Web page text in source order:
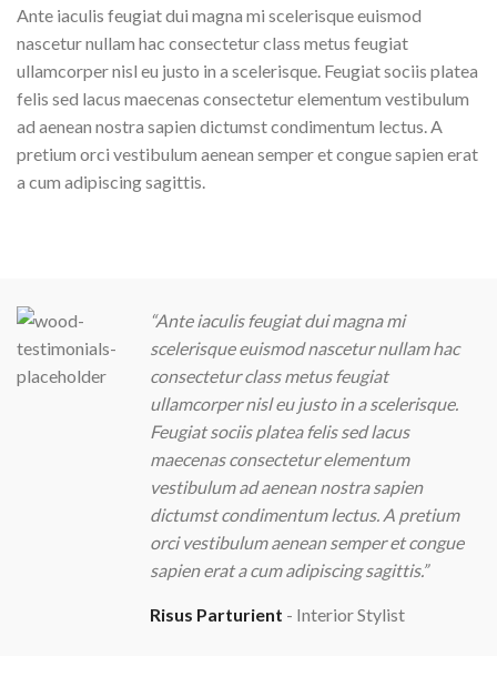
Ante iaculis feugiat dui magna mi scelerisque euismod
nascetur nullam hac consectetur class metus feugiat
ullamcorper nisl eu justo in a scelerisque. Feugiat sociis platea
felis sed lacus maecenas consectetur elementum vestibulum
ad aenean nostra sapien dictumst condimentum lectus. A
pretium orci vestibulum aenean semper et congue sapien erat
a cum adipiscing sagittis.
“Ante iaculis feugiat dui magna mi
scelerisque euismod nascetur nullam hac
consectetur class metus feugiat
ullamcorper nisl eu justo in a scelerisque.
Feugiat sociis platea felis sed lacus
maecenas consectetur elementum
vestibulum ad aenean nostra sapien
dictumst condimentum lectus. A pretium
orci vestibulum aenean semper et congue
sapien erat a cum adipiscing sagittis.”
Risus Parturient Interior Stylist